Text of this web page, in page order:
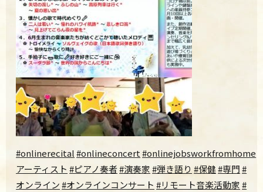
#onlinerecital#onlineconcert#onlinejobsworkfromhome
アーティスト #ピアノ奏者#演奏家#弾き語り #保健#専門#
オンライン#オンラインコンサート #リモート音楽活動家#